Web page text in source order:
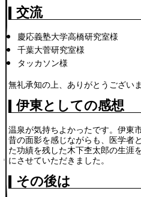
交流
慶応義塾大学高橋研究室様
千葉大菅研究室様
タッカソン様
無礼承知の上、ありがとうございま
伊東としての感想
温泉が気持ちよかったです。伊東
昔の面影を感じながらも、医学者
た功績を残した木下杢太郎の生涯
にさせていただきました。
その後は